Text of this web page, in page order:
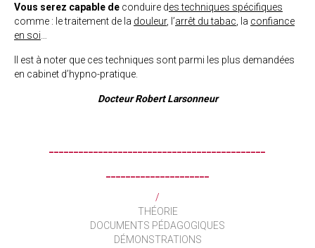
Vous serez capable de conduire des techniques spécifiques
comme : le traitement de la douleur, l’arrêt du tabac , la confiance
en soi
Il est à noter que ces techniques sont parmi les plus demandées
en cabinet d’hypno-pratique.
Docteur Robert Larsonneur
/
THÉORIE
DOCUMENTS PÉDAGOGIQUES
DÉMONSTRATIONS